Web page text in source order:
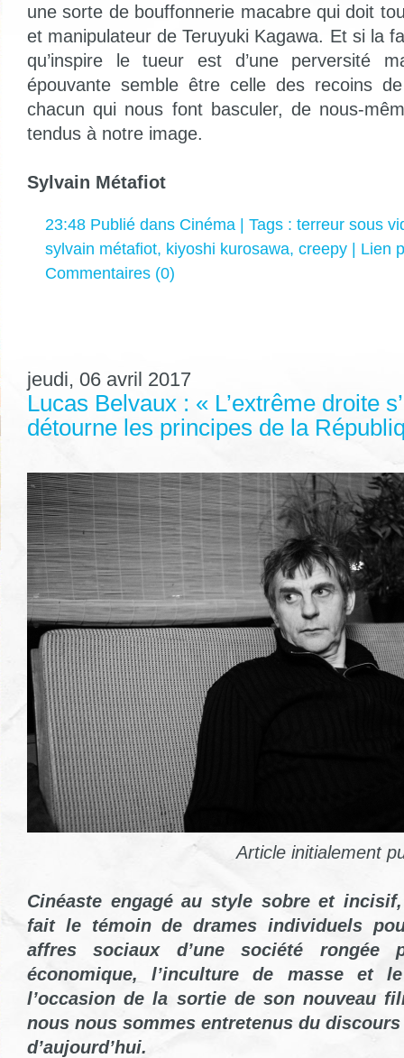
une sorte de bouffonnerie macabre qui doit
et manipulateur de Teruyuki Kagawa. Et si la
qu’inspire le tueur est d’une perversité
épouvante semble être celle des recoins
chacun qui nous font basculer, de nous-
tendus à notre image.
Sylvain Métafiot
23:48 Publié dans Cinéma | Tags : terreur sous
sylvain métafiot, kiyoshi kurosawa, creepy | Lien
Commentaires (0)
jeudi, 06 avril 2017
Lucas Belvaux : « L’extrême droite
détourne les principes de la
Article initialement
Cinéaste engagé au style sobre et
fait le témoin de drames individuels
affres sociaux d’une société rongée
économique, l’inculture de masse et
l’occasion de la sortie de son nouveau
nous nous sommes entretenus du
d’aujourd’hui.